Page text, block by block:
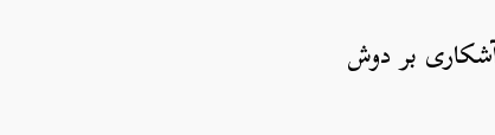
بر دوش